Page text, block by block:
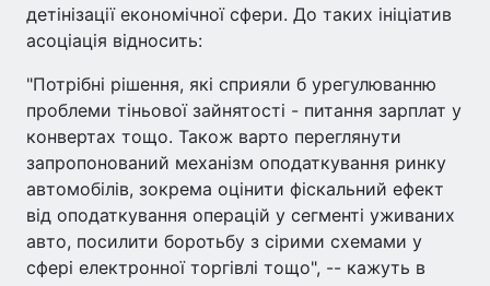
детінізації економічної сфери. До таких ініціатив
асоціація відносить:
"Потрібні рішення, які сприяли б урегулюванню
проблеми тіньової зайнятості - питання зарплат у
конвертах тощо. Також варто переглянути
запропонований механізм оподаткування ринку
автомобілів, зокрема оцінити фіскальний ефект
від оподаткування операцій у сегменті уживаних
авто, посилити боротьбу з сірими схемами у
сфері електронної торгівлі тощо", -- кажуть в